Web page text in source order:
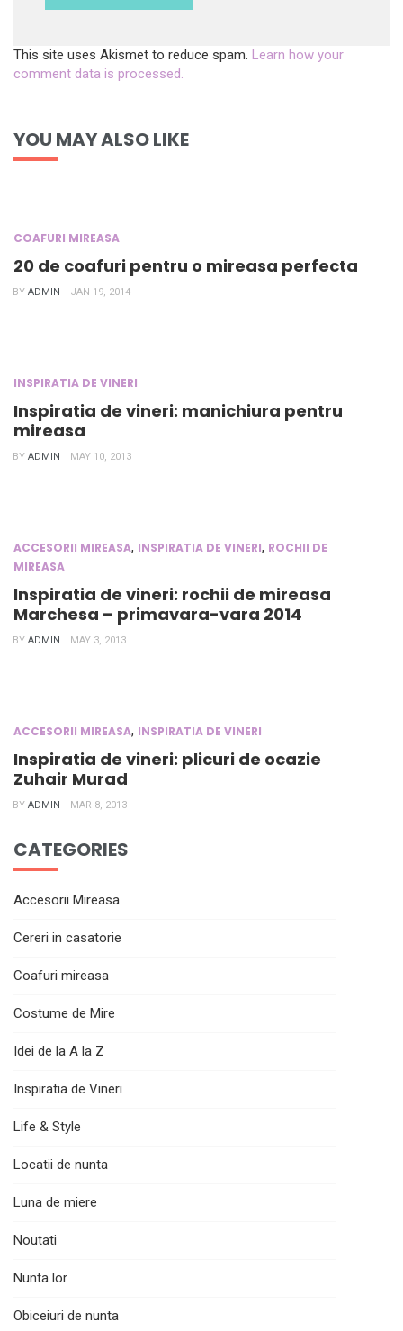
This site uses Akismet to reduce spam. Learn how your
comment data is processed.
YOU MAY ALSO LIKE
COAFURI MIREASA
20 de coafuri pentru o mireasa perfecta
BY ADMIN JAN 19, 2014
INSPIRATIA DE VINERI
Inspiratia de vineri: manichiura pentru
mireasa
BY ADMIN MAY 10, 2013
ACCESORII MIREASA, INSPIRATIA DE VINERI, ROCHII DE
MIREASA
Inspiratia de vineri: rochii de mireasa
Marchesa – primavara-vara 2014
BY ADMIN MAY 3, 2013
ACCESORII MIREASA, INSPIRATIA DE VINERI
Inspiratia de vineri: plicuri de ocazie
Zuhair Murad
BY ADMIN MAR 8, 2013
CATEGORIES
Accesorii Mireasa
Cereri in casatorie
Coafuri mireasa
Costume de Mire
Idei de la A la Z
Inspiratia de Vineri
Life & Style
Locatii de nunta
Luna de miere
Noutati
Nunta lor
Obiceiuri de nunta